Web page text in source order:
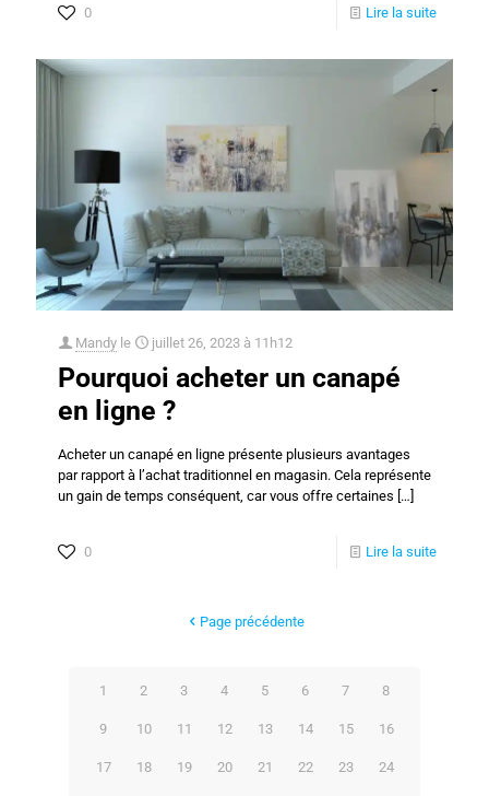
0 Lire la suite
Mandy le juillet 26, 2023 à 11h12
Pourquoi acheter un canapé
en ligne ?
Acheter un canapé en ligne présente plusieurs avantages
par rapport à l’achat traditionnel en magasin. Cela représente
un gain de temps conséquent, car vous offre certaines […]
0 Lire la suite
Page précédente
1 2 3 4 5 6 7 8
9 10 11 12 13 14 15 16
17 18 19 20 21 22 23 24